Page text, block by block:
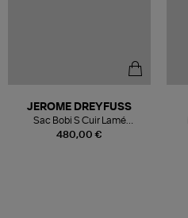
480,00 €
JEROME DREYFUSS
Sac Bobi S Cuir Lamé
Champagne